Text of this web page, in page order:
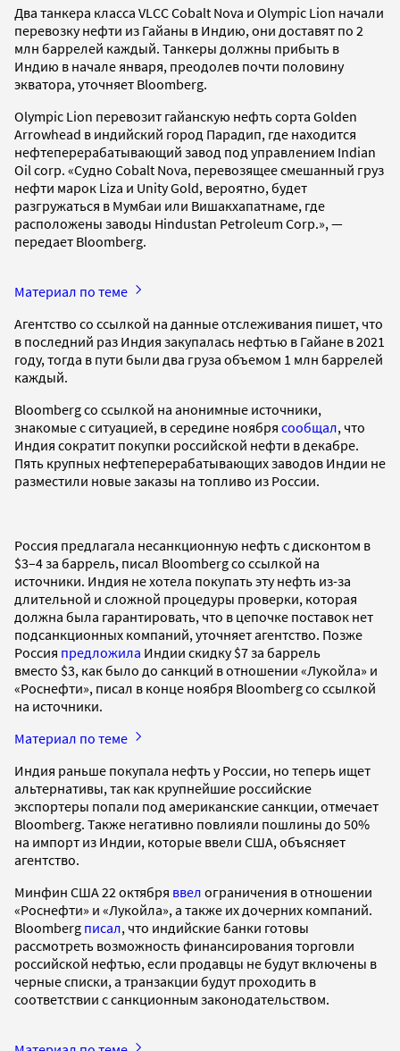
Два танкера класса VLCC Cobalt Nova и Olympic Lion начали
перевозку нефти из Гайаны в Индию, они доставят по 2
млн баррелей каждый. Танкеры должны прибыть в
Индию в начале января, преодолев почти половину
экватора, уточняет Bloomberg.
Olympic Lion перевозит гайанскую нефть сорта Golden
Arrowhead в индийский город Парадип, где находится
нефтеперерабатывающий завод под управлением Indian
Oil corp. «Судно Cobalt Nova, перевозящее смешанный груз
нефти марок Liza и Unity Gold, вероятно, будет
разгружаться в Мумбаи или Вишакхапатнаме, где
расположены заводы Hindustan Petroleum Corp.», —
передает Bloomberg.
Материал по теме
Агентство со ссылкой на данные отслеживания пишет, что
в последний раз Индия закупалась нефтью в Гайане в 2021
году, тогда в пути были два груза объемом 1 млн баррелей
каждый.
Bloomberg со ссылкой на анонимные источники,
знакомые с ситуацией, в середине ноября сообщал, что
Индия сократит покупки российской нефти в декабре.
Пять крупных нефтеперерабатывающих заводов Индии не
разместили новые заказы на топливо из России.
Россия предлагала несанкционную нефть с дисконтом в
$3–4 за баррель, писал Bloomberg со ссылкой на
источники. Индия не хотела покупать эту нефть из-за
длительной и сложной процедуры проверки, которая
должна была гарантировать, что в цепочке поставок нет
подсанкционных компаний, уточняет агентство. Позже
Россия предложила Индии скидку $7 за баррель
вместо $3, как было до санкций в отношении «Лукойла» и
«Роснефти», писал в конце ноября Bloomberg со ссылкой
на источники.
Материал по теме
Индия раньше покупала нефть у России, но теперь ищет
альтернативы, так как крупнейшие российские
экспортеры попали под американские санкции, отмечает
Bloomberg. Также негативно повлияли пошлины до 50%
на импорт из Индии, которые ввели США, объясняет
агентство.
Минфин США 22 октября ввел ограничения в отношении
«Роснефти» и «Лукойла», а также их дочерних компаний.
Bloomberg писал, что индийские банки готовы
рассмотреть возможность финансирования торговли
российской нефтью, если продавцы не будут включены в
черные списки, а транзакции будут проходить в
соответствии с санкционным законодательством.